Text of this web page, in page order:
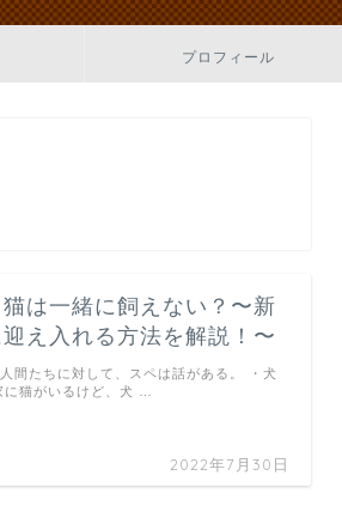
プロフィール
猫は一緒に飼えない？〜新
え入れる方法を解説！〜
2022年7月30日
間たちに対して、スペは話がある。 ・犬
に猫がいるけど、犬 …